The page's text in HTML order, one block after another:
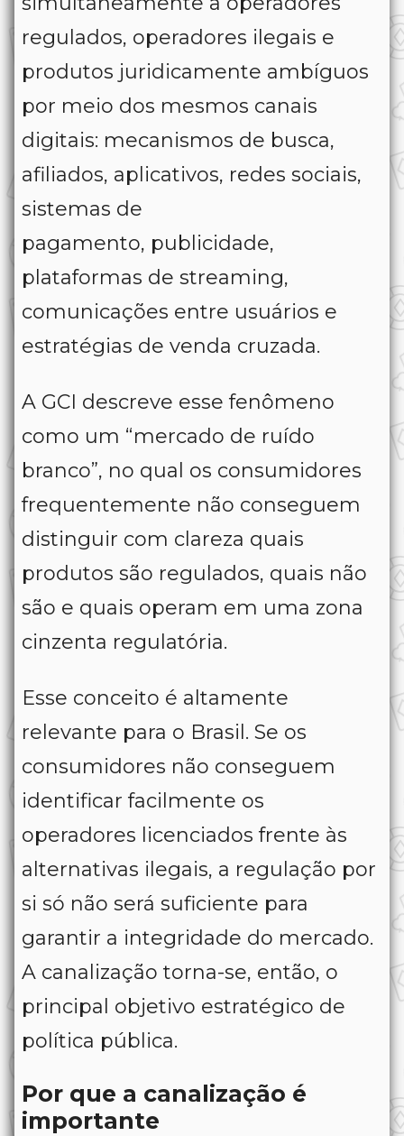
regulados, operadores ilegais e
produtos juridicamente ambíguos
por meio dos mesmos canais
digitais: mecanismos de busca,
afiliados, aplicativos, redes sociais,
sistemas de
pagamento, publicidade,
plataformas de streaming,
comunicações entre usuários e
estratégias de venda cruzada.
A GCI descreve esse fenômeno
como um “mercado de ruído
branco”, no qual os consumidores
frequentemente não conseguem
distinguir com clareza quais
produtos são regulados, quais não
são e quais operam em uma zona
cinzenta regulatória.
Esse conceito é altamente
relevante para o Brasil. Se os
consumidores não conseguem
identificar facilmente os
operadores licenciados frente às
alternativas ilegais, a regulação por
si só não será suficiente para
garantir a integridade do mercado.
A canalização torna-se, então, o
principal objetivo estratégico de
política pública.
Por que a canalização é
importante